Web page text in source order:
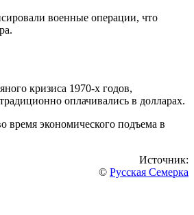
военные операции, что
кризиса 1970-х годов,
оплачивались в долларах.
время экономического подъема в
Источник:
© Русская Семерка